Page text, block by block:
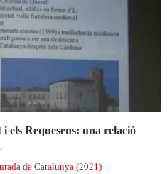
els Requesens: una relació
de Catalunya (2021)